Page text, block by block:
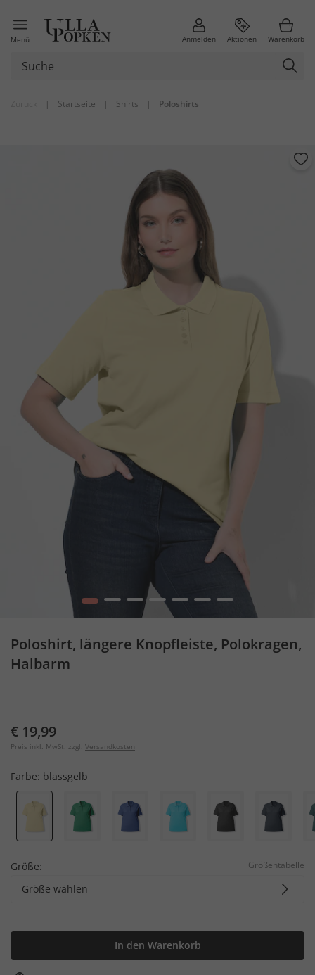
Menü Anmelden Aktionen Warenkorb
| Startseite | Shirts | Poloshirts
1 2 3 5 6 7
Poloshirt, längere Knopfleiste, Polokragen,
Halbarm
€ 19,99
Preis inkl. MwSt. zzgl. Versandkosten
Farbe: blassgelb
Größe: Größentabelle
Größe wählen
In den Warenkorb